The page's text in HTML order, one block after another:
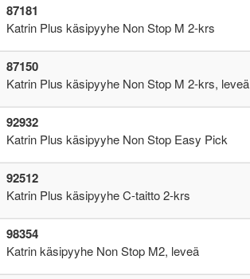
87181
Katrin Plus käsipyyhe Non Stop M 2-krs
87150
Katrin Plus käsipyyhe Non Stop M 2-krs, leveä
92932
Katrin Plus käsipyyhe Non Stop Easy Pick
92512
Katrin Plus käsipyyhe C-taitto 2-krs
98354
Katrin käsipyyhe Non Stop M2, leveä